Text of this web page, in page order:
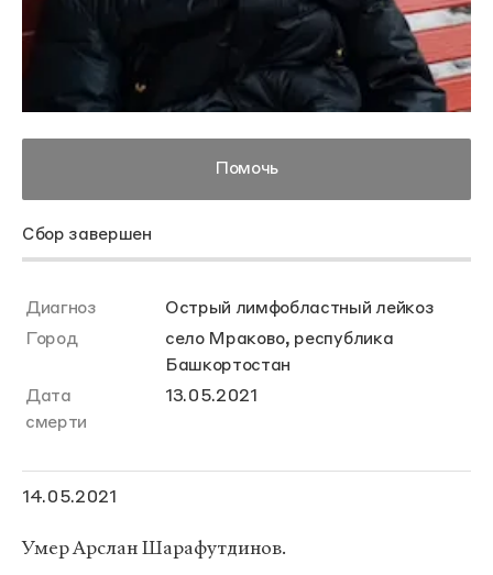
Помочь
Сбор завершен
Диагноз
Острый лимфобластный лейкоз
Город
село Мраково, республика
Башкортостан
Дата
смерти
13.05.2021
14.05.2021
Умер Арслан Шарафутдинов.